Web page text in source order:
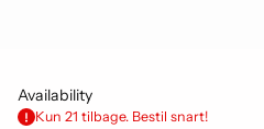
Availability
Kun 21 tilbage. Bestil snart!